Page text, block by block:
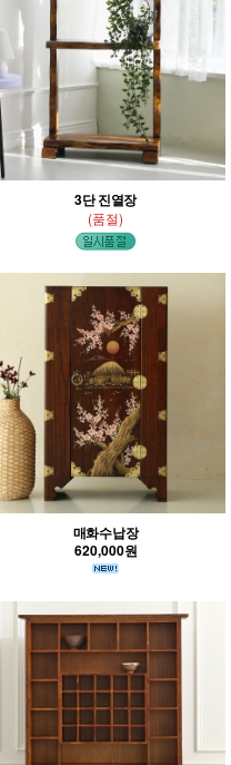
3단 진열장
(품절)
매화수납장
620,000원